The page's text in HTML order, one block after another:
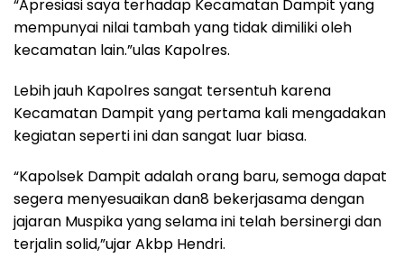
“Apresiasi saya terhadap Kecamatan Dampit yang
mempunyai nilai tambah yang tidak dimiliki oleh
kecamatan lain.”ulas Kapolres.
Lebih jauh Kapolres sangat tersentuh karena
Kecamatan Dampit yang pertama kali mengadakan
kegiatan seperti ini dan sangat luar biasa.
“Kapolsek Dampit adalah orang baru, semoga dapat
segera menyesuaikan dan8 bekerjasama dengan
jajaran Muspika yang selama ini telah bersinergi dan
terjalin solid,”ujar Akbp Hendri.